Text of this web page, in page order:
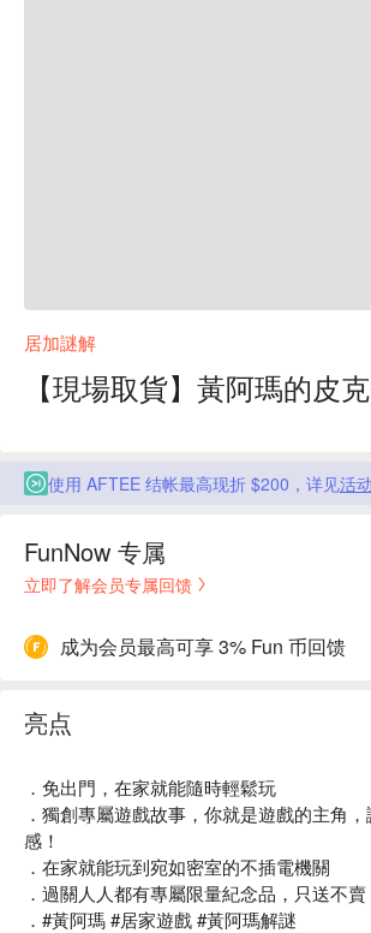
居加謎解
【現場取貨】黃阿瑪的皮
使用 AFTEE 结帐最高现折 $200，详见活
FunNow 专属
立即了解会员专属回馈
成为会员最高可享 3% Fun 币回馈
亮点
．免出門，在家就能隨時輕鬆玩
．獨創專屬遊戲故事，你就是遊戲的主角
感！
．在家就能玩到宛如密室的不插電機關
．過關人人都有專屬限量紀念品，只送不賣
．#黃阿瑪 #居家遊戲 #黃阿瑪解謎